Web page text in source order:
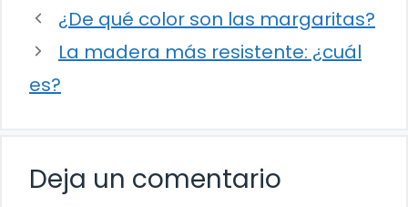
¿De qué color son las margaritas?
La madera más resistente: ¿cuál
es?
Deja un comentario